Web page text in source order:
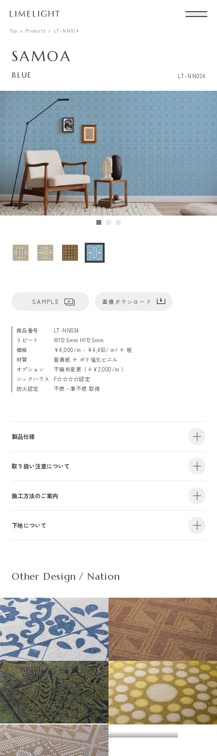
Top Products LT-NN024
SAMOA
BLUE LT-NN024
SAMPLE 画像ダウンロード
商品番号
LT-NN024
リピート
W112.5mm H112.5mm
価格
¥4,000/m - ¥4,450/ m² + 税
材質
普通紙 + ポリ塩化ビニル
オプション
不織布変更（+¥2,000/m ）
シックハウス
F☆☆☆☆認定
防火認定
不燃・準不燃 取得
製品仕様
・サイズ
940mm×47m（有効巾900mm・m切売り）
・防カビ性能
推奨糊は、「プリンテリアボンド」もしくは、「ウォールボンド100」です。
・サイズ
950mm×47m（有効巾900mm・m切売り）
・不燃認定番号
NM-5450
・準不燃認定番号
MFN-3734
| リピートレス商品について |
横のリピートサイズがW900mm以上の商品はリピートレスタイプです。
リピートレスタイプの商品をご注文の際は、必ずRepeat Imageをご確認いた
だき、番号をご指定ください。
リピートレスタイプのご注文数量は、本売り(W900mmxH2700mm/本)となり
取り扱い注意について
| 1.防火性能について |
建物内の内装仕上げに関しては、建築基準法により防火上の基準が定められ
ださい。詳細は下地についてをご参照ください。
| 2.使用環境について |
高温、多濯、水漏れの環墳や屋外での使用はお避けください。天井や間接照
明付近など、下地の段差が目立つ場所にご使用になる場合は、ご注意下さ
い。
| 3.柄合わせの必要な商品について |
柄合わせを必要とする商品は、要尺が無地系の商品よりも多くなりますので
ご注意ください。施工の際は見本帳の「リピート」表示を参考に柄合わせし
てください。
施工方法のご案内
詳しい施工方法のご案内につきましては、PDFをご覧ください。
下地について
また種別は随時追加・変更がなされております。必ず最新の情報をご確認く
材質 普通紙＋ポリ塩化
防
火
性
能
施
工
方
法
直
張
り
不燃材料※① 不燃
不燃石膏ボード※② 不燃
準不燃材料※③ 準不燃
金属板※④ -
施
工
方
法
下
張
り
不燃材料※① -
不燃石膏ボード※②
準不燃材料※③
Other Design / Nation
MEXICAN CONGO
HAWAIIAN